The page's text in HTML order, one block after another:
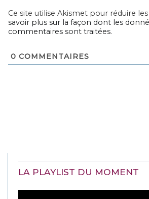
Ce site utilise Akismet pour réduire les
savoir plus sur la façon dont les
commentaires sont traitées.
0 COMMENTAIRES
LA PLAYLIST DU MOMENT